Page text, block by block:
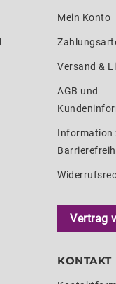
Mein Konto
Versand &
AGB und
Information
Vertrag
KONTAKT